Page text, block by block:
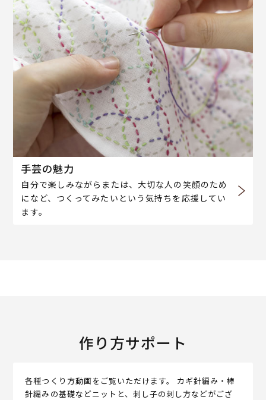
手芸の魅力
自分で楽しみながらまたは、大切な人の笑顔のため
になど、つくってみたいという気持ちを応援してい
ます。
作り方サポート
各種つくり方動画をご覧いただけます。 カギ針編み・棒
針編みの基礎などニットと、刺し子の刺し方などがござ